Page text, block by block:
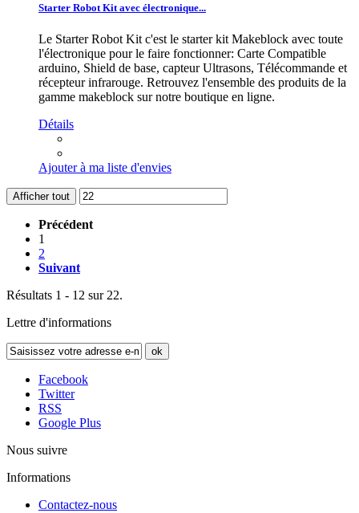
Starter Robot Kit avec électronique...
Le Starter Robot Kit c'est le starter kit Makeblock avec toute
l'électronique pour le faire fonctionner: Carte Compatible
arduino, Shield de base, capteur Ultrasons, Télécommande et
récepteur infrarouge. Retrouvez l'ensemble des produits de la
gamme makeblock sur notre boutique en ligne.
Détails
Ajouter à ma liste d'envies
Afficher tout
Précédent
1
2
Suivant
Résultats 1 - 12 sur 22.
Lettre d'informations
ok
Facebook
Twitter
RSS
Google Plus
Nous suivre
Informations
Contactez-nous